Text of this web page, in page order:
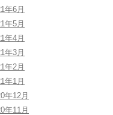
年6月
年5月
年4月
年3月
年2月
年1月
年12月
年11月